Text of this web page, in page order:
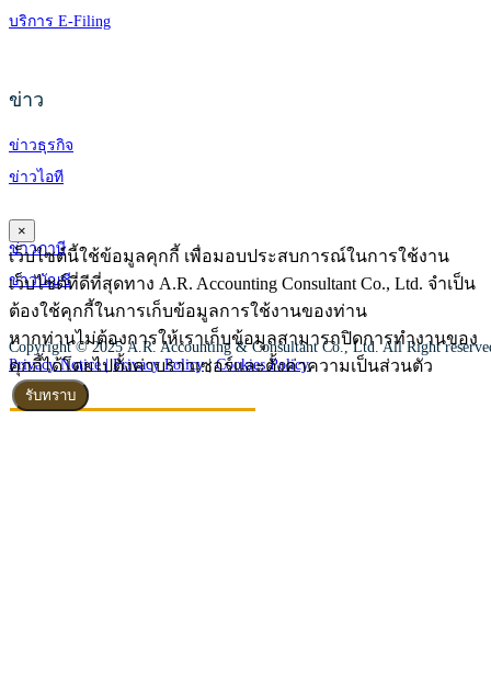
บริการ E-Filing
ข่าว
ข่าวธุรกิจ
ข่าวไอที
ข่าวภาษี
ข่าวบัญชี
Copyright © 2025 A.R. Accounting & Consultant Co., Ltd. All Right
Privacy Notice | Privacy Policy|Cookies Policy
×
เว็บไซต์นี้ใช้ข้อมูลคุกกี้ เพื่อมอบประสบการณ์ในการใช้งาน
เว็บไซต์ที่ดีที่สุดทาง A.R. Accounting Consultant Co., Ltd. จำเป็น
ต้องใช้คุกกี้ในการเก็บข้อมูลการใช้งานของท่าน
หากท่านไม่ต้องการให้เราเก็บข้อมูลสามารถปิดการทำงานของ
คุกกี้ได้โดยไปตั้งค่าบราวเซอร์และตั้งค่าความเป็นส่วนตัว
รับทราบ